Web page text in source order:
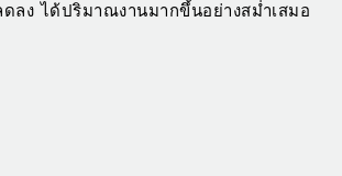
ดลง ได้ปริมาณงานมากขึ้นอย่างสม่ำเสมอ